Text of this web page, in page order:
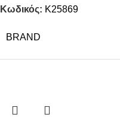
Κωδικός: K25869
BRAND